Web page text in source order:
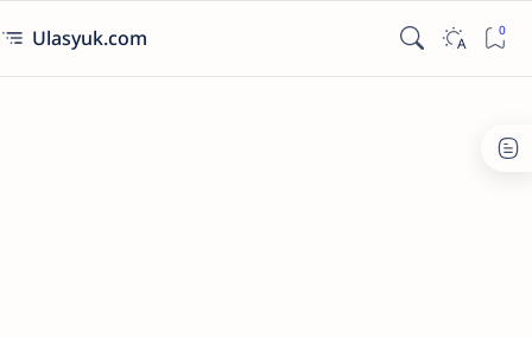
Ulasyuk.com